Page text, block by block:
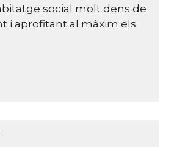
social molt dens de
i aprofitant al màxim els